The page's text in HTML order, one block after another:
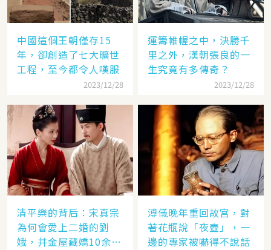
中國這個王朝僅存15
年，卻創造了七大曠世
工程，至今都令人嘆服
2023/12/28
運籌帷幄之中，決勝千
里之外，漢朝張良的一
生究竟有多傳奇？
2023/12/28
清平樂的背后：宋真宗
為何會愛上二婚的劉
娥，并金屋藏嬌10余
溥儀晚年重回故宮，對
著花瓶說「夜壺」，一
邊的專家被嚇得不說話